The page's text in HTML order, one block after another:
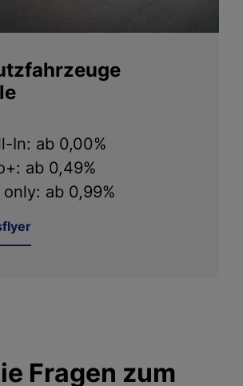
In: ab 0,00%
ab 0,49%
ab 0,99%
Fragen zum